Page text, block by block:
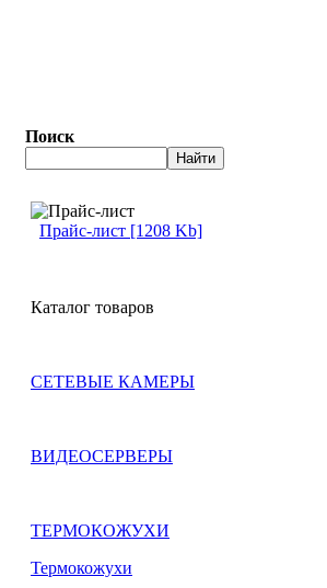
Поиск
Прайс-лист [1208 Kb]
Каталог товаров
СЕТЕВЫЕ КАМЕРЫ
ВИДЕОСЕРВЕРЫ
ТЕРМОКОЖУХИ
Термокожухи